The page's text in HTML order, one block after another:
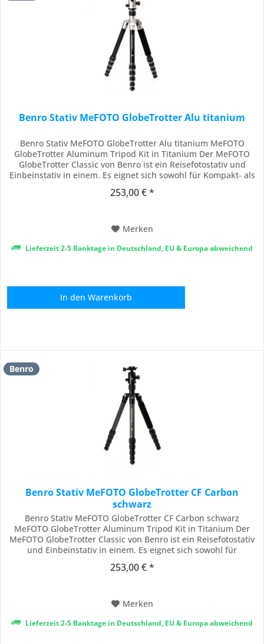
Benro Stativ MeFOTO GlobeTrotter Alu titanium
Benro Stativ MeFOTO GlobeTrotter Alu titanium MeFOTO
GlobeTrotter Aluminum Tripod Kit in Titanium Der MeFOTO
GlobeTrotter Classic von Benro ist ein Reisefotostativ und
Einbeinstativ in einem. Es eignet sich sowohl für Kompakt- als
lässt sich in Sekundenschnelle in ein Einbeinstativ
253,00 € *
Merken
Lieferzeit 2-5 Banktage in Deutschland, EU & Europa abweichend
In den Warenkorb
Benro
Benro Stativ MeFOTO GlobeTrotter CF Carbon
schwarz
Benro Stativ MeFOTO GlobeTrotter CF Carbon schwarz
MeFOTO GlobeTrotter Aluminum Tripod Kit in Titanium Der
MeFOTO GlobeTrotter Classic von Benro ist ein Reisefotostativ
und Einbeinstativ in einem. Es eignet sich sowohl für
Objektiven und lässt sich in Sekundenschnelle in ein
253,00 € *
Merken
Lieferzeit 2-5 Banktage in Deutschland, EU & Europa abweichend